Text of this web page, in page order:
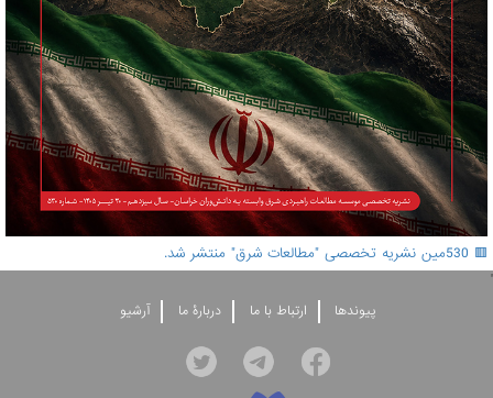
🟥 530مین نشریه تخصصی "مطالعات شرق" منتشر شد.
'
پيوندها ارتباط با ما دربارۀ ما آرشيو